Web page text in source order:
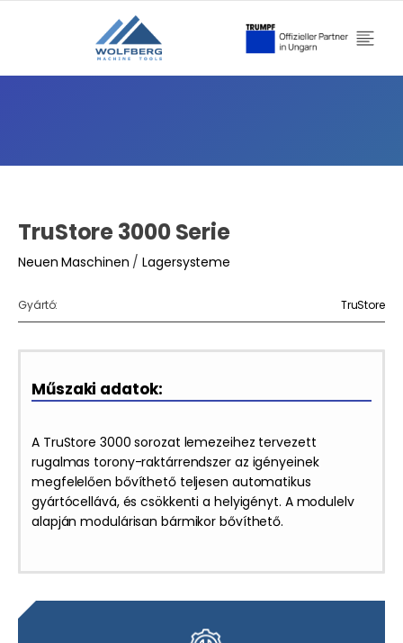
TruStore 3000 Serie
Neuen Maschinen /Lagersysteme
Gyártó: TruStore
Műszaki adatok:
A TruStore 3000 sorozat lemezeihez tervezett
rugalmas torony-raktárrendszer az igényeinek
megfelelően bővíthető teljesen automatikus
gyártócellává, és csökkenti a helyigényt. A modulelv
alapján modulárisan bármikor bővíthető.